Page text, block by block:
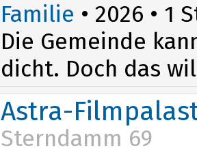
Familie • 2026 • 1
Die Gemeinde
dicht. Doch das
Astra-
Sterndamm 69